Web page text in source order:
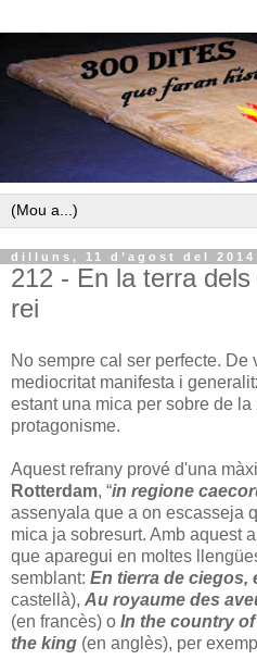
dilluns, 11 d’agost del 2014
212 - En la terra
rei
No sempre cal ser perfecte. De
mediocritat manifesta i
estant una mica per sobre de
protagonisme.
Aquest refrany prové d'una
Rotterdam, “in regione
assenyala que a on escasseja
mica ja sobresurt. Amb aquest
que aparegui en moltes
semblant: En tierra de ciegos,
castellà), Au royaume des
(en francès) o In the country
the king (en anglès), per